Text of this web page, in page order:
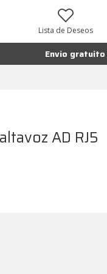
Lista de Deseos
Envío gratuito
AD RJ5